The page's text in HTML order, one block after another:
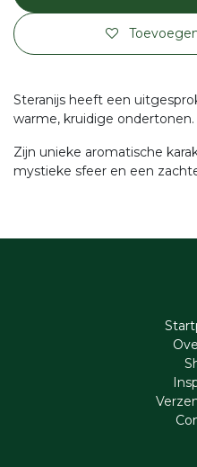
Steranijs heeft een
warme, kruidige ondertonen.
Zijn unieke aromatische
mystieke sfeer en een